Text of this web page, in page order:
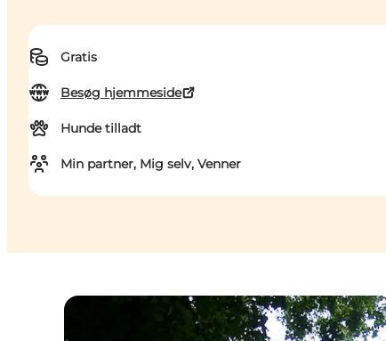
Gratis
Besøg hjemmeside
Hunde tilladt
Min partner, Mig selv, Venner